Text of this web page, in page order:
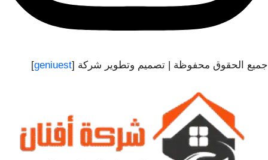
جميع الحقوق محفوظة | تصميم وتطوير شركة [geniuest
]